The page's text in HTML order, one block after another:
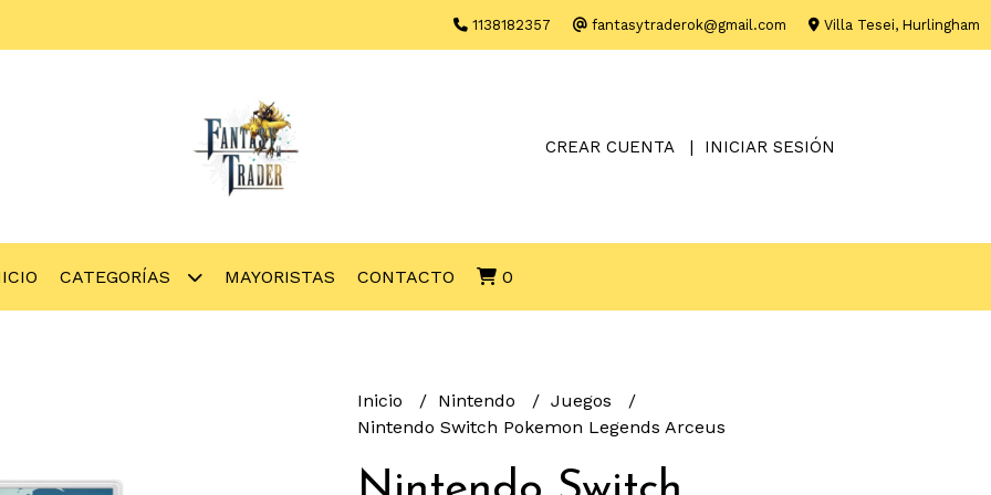
1138182357 fantasytraderok@gmail.com Villa Tesei, Hurlingham
CREAR CUENTA INICIAR SESIÓN
CATEGORÍAS MAYORISTAS CONTACTO 0
Inicio Nintendo
Juegos
Nintendo Switch Pokemon Legends Arceus